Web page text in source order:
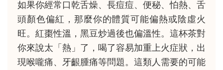
如果你經常口乾舌燥、長痘痘、便秘、怕熱、舌
頭顏色偏紅，那麼你的體質可能偏熱或陰虛火
旺。紅棗性溫，黑豆炒過後也偏溫性。這杯茶對
你來說太「熱」了，喝了容易加重上火症狀，出
現喉嚨痛、牙齦腫痛等問題。這類人需要的可能